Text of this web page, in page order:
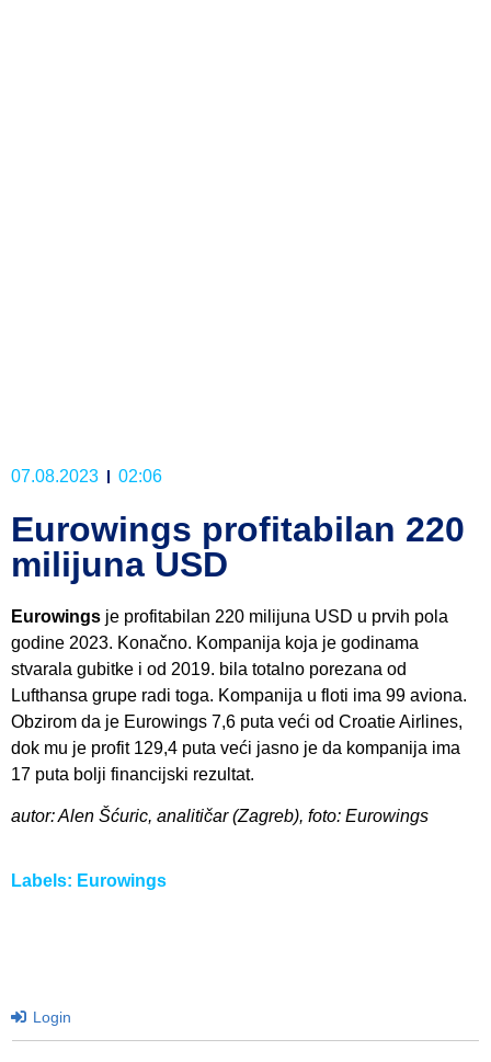
07.08.2023 02:06
Eurowings profitabilan 220
milijuna USD
Eurowings je profitabilan 220 milijuna USD u prvih pola
godine 2023. Konačno. Kompanija koja je godinama
stvarala gubitke i od 2019. bila totalno porezana od
Lufthansa grupe radi toga. Kompanija u floti ima 99 aviona.
Obzirom da je Eurowings 7,6 puta veći od Croatie Airlines,
dok mu je profit 129,4 puta veći jasno je da kompanija ima
17 puta bolji financijski rezultat.
autor: Alen Šćuric, analitičar (Zagreb), foto: Eurowings
Labels: Eurowings
Login